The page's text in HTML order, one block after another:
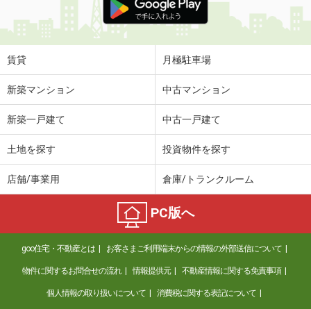
賃貸 月極駐車場
新築マンション 中古マンション
新築一戸建て 中古一戸建て
土地を探す 投資物件を探す
店舗/事業用 倉庫/トランクルーム
PC版へ
goo住宅・不動産とは お客さまご利用端末からの情報の外部送信について
物件に関するお問合せの流れ 情報提供元 不動産情報に関する免責事項
個人情報の取り扱いについて 消費税に関する表記について